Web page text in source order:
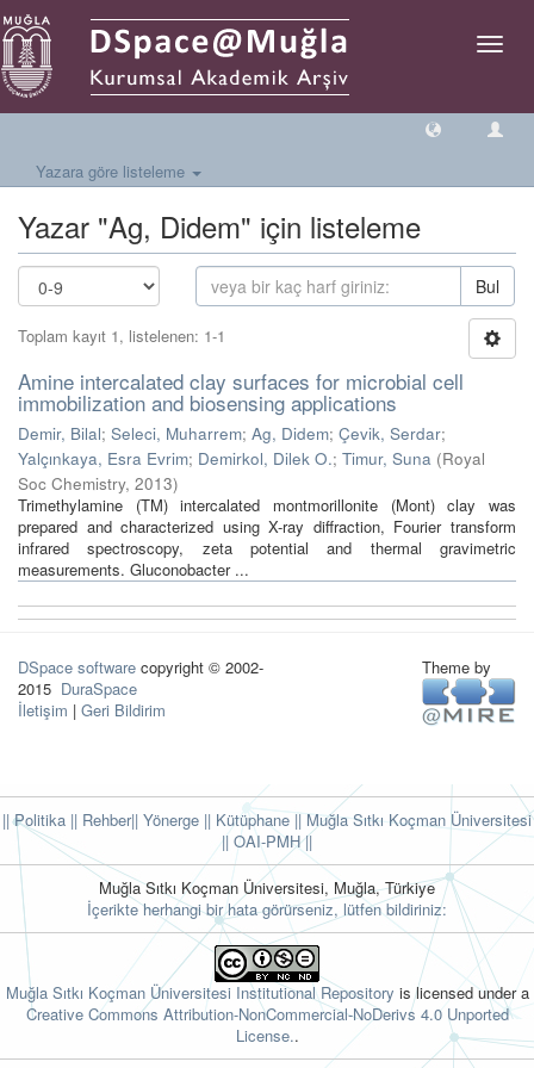
Geçiş
Yazara göre listeleme
Yazar "Ag, Didem" için listeleme
Bul
Toplam kayıt 1, listelenen: 1-1
Amine intercalated clay surfaces for microbial cell
immobilization and biosensing applications
Demir, Bilal; Seleci, Muharrem; Ag, Didem; Çevik, Serdar;
Yalçınkaya, Esra Evrim; Demirkol, Dilek O.; Timur, Suna (Royal
Soc Chemistry, 2013)
Trimethylamine (TM) intercalated montmorillonite (Mont) clay was
prepared and characterized using X-ray diffraction, Fourier transform
infrared spectroscopy, zeta potential and thermal gravimetric
measurements. Gluconobacter ...
DSpace software copyright © 2002-
2015 DuraSpace
İletişim | Geri Bildirim
Theme by
|| Politika || Rehber|| Yönerge || Kütüphane || Muğla Sıtkı Koçman Üniversitesi
|| OAI-PMH ||
Muğla Sıtkı Koçman Üniversitesi, Muğla, Türkiye
İçerikte herhangi bir hata görürseniz, lütfen bildiriniz:
Muğla Sıtkı Koçman Üniversitesi Institutional Repository is licensed under a
Creative Commons Attribution-NonCommercial-NoDerivs 4.0 Unported
License..